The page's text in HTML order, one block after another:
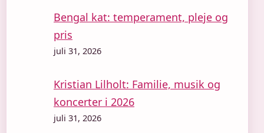
Bengal kat: temperament, pleje og
pris
juli 31, 2026
Kristian Lilholt: Familie, musik og
koncerter i 2026
juli 31, 2026